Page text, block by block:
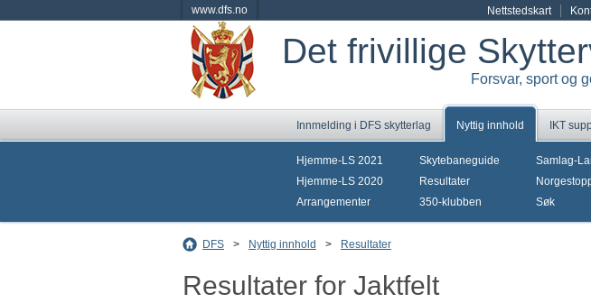
www.dfs.no Nettstedskart
Det frivillige
Forsvar, sport og
Innmelding i DFS skytterlag Nyttig innhold IKT
Hjemme-LS 2021
Hjemme-LS 2020
Arrangementer
Skytebaneguide
Resultater
350-klubben
Samlag-
Søk
DFS > Nyttig innhold > Resultater
Resultater for Jaktfelt